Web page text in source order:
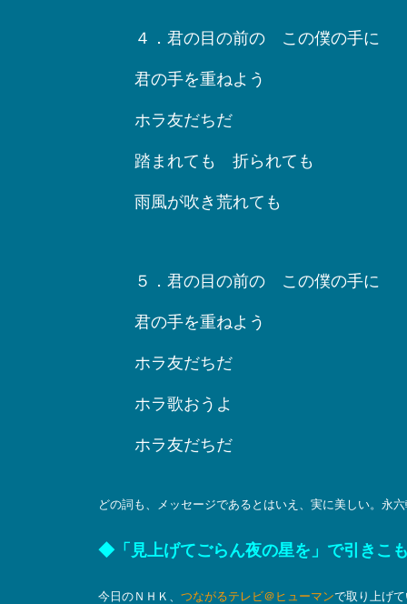
４．君の目の前の この僕の手に
君の手を重ねよう
ホラ友だちだ
踏まれても 折られても
雨風が吹き荒れても
５．君の目の前の この僕の手に
君の手を重ねよう
ホラ友だちだ
ホラ歌おうよ
ホラ友だちだ
どの詞も、メッセージであるとはいえ、実に美しい。永
◆「見上げてごらん夜の星を」で引きこ
今日のＮＨＫ、 つながるテレビ＠ヒューマンで取り上げ